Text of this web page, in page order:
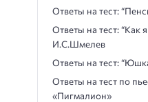
Ответы на тест:
Ответы на тест: “Как
И.С.Шмелев
Ответы на тест:
Ответы на тест по
«Пигмалион»